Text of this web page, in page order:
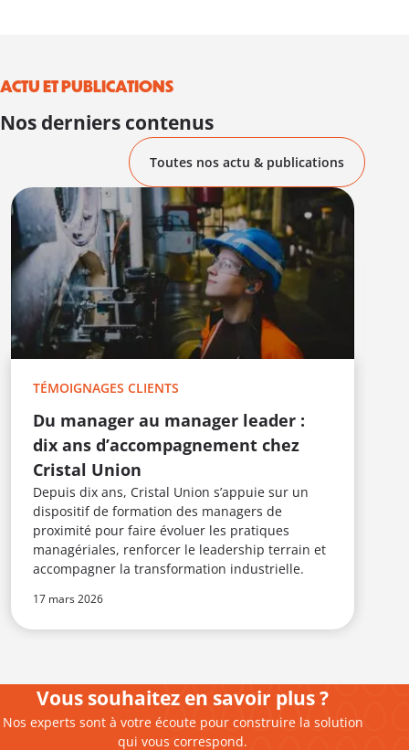
ACTU ET PUBLICATIONS
Nos derniers contenus
Toutes nos actu & publications
TÉMOIGNAGES CLIENTS
Du manager au manager leader :
dix ans d’accompagnement chez
Cristal Union
Depuis dix ans, Cristal Union s’appuie sur un
dispositif de formation des managers de
proximité pour faire évoluer les pratiques
managériales, renforcer le leadership terrain et
accompagner la transformation industrielle.
17 mars 2026
Vous souhaitez en savoir plus ?
Nos experts sont à votre écoute pour construire la solution
qui vous correspond.